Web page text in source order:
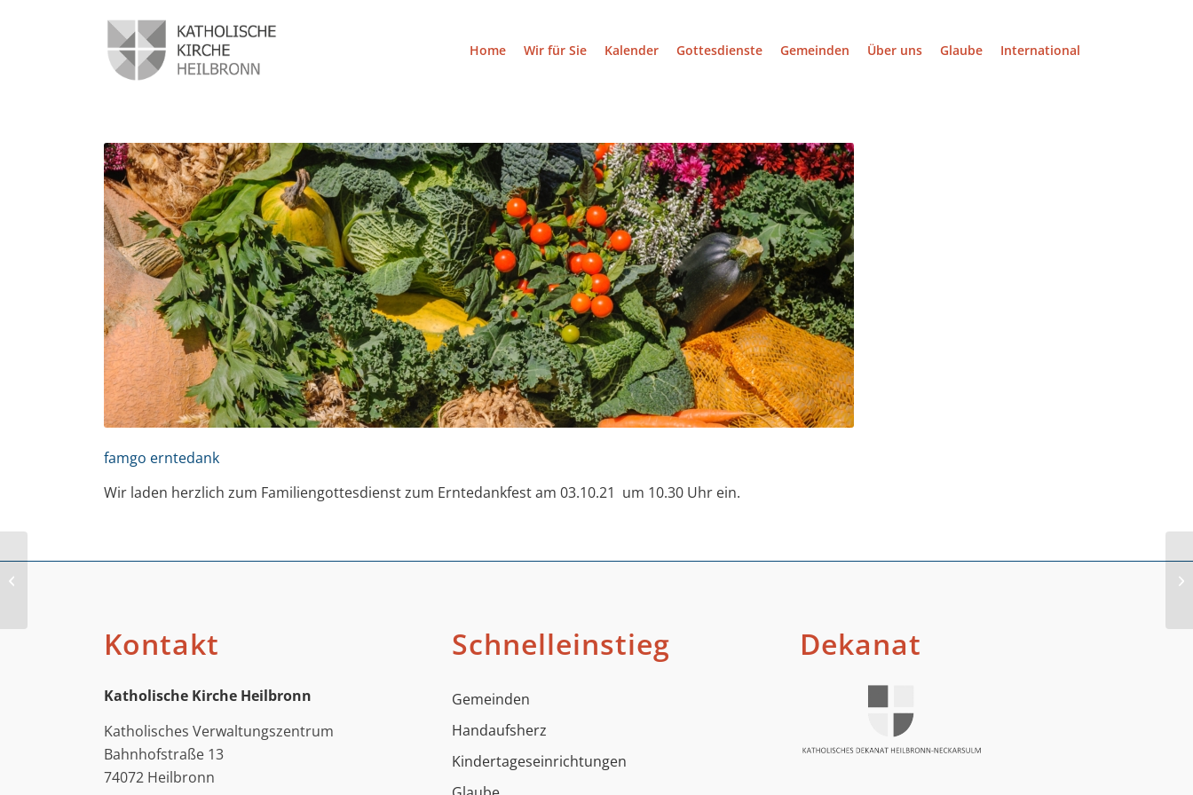
Home Wir für Sie Kalender Gottesdienste Gemeinden Über uns Glaube International
famgo erntedank
Wir laden herzlich zum Familiengottesdienst zum Erntedankfest am 03.10.21 um 10.30 Uhr ein.
Kontakt
Katholische Kirche Heilbronn
Katholisches Verwaltungszentrum
Bahnhofstraße 13
74072 Heilbronn
Schnelleinstieg
Gemeinden
Handaufsherz
Kindertageseinrichtungen
Dekanat
So, 12.09.21 Herzliche